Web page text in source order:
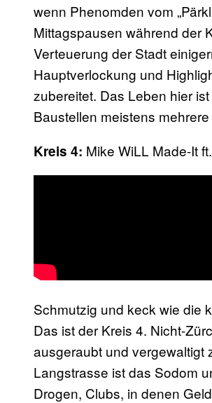
wenn Phenomden vom
Mittagspausen während der
Verteuerung der Stadt
Hauptverlockung und
zubereitet. Das Leben hier
Baustellen meistens
Kreis 4: Mike WiLL Made-It
Schmutzig und keck wie die
Das ist der Kreis 4. Nicht-
ausgeraubt und vergewaltigt
Langstrasse ist das Sodom
Drogen, Clubs, in denen